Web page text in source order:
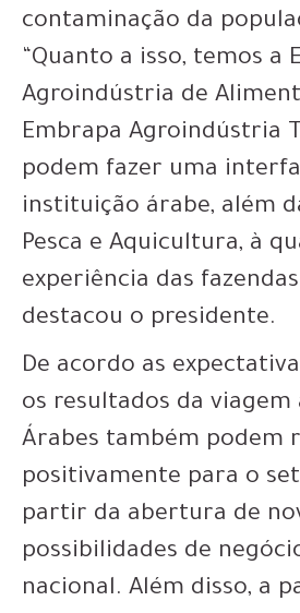
contaminação da
“Quanto a isso, temos a
Agroindústria de
Embrapa Agroindústria
podem fazer uma
instituição árabe, além
Pesca e Aquicultura, à
experiência das fazendas
destacou o presidente.
De acordo as
os resultados da viagem
Árabes também podem
positivamente para o
partir da abertura de
possibilidades de
nacional. Além disso, a